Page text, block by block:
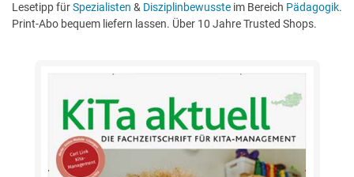
Lesetipp fürSpezialisten & Disziplinbewusste im Bereich Pädagogik.
Print-Abo bequem liefern lassen. Über 10 Jahre Trusted Shops.